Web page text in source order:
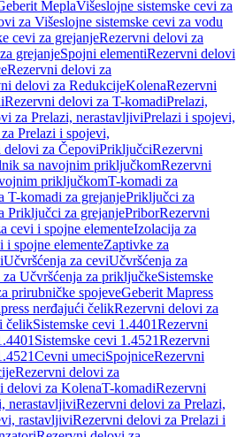
MeplaVišeslojne sistemske cevi za
za Višeslojne sistemske cevi za vodu
cevi za grejanjeRezervni delovi za
grejanjeSpojni elementiRezervni delovi
Rezervni delovi za
delovi za RedukcijeKolenaRezervni
Rezervni delovi za T-komadiPrelazi,
za Prelazi, nerastavljiviPrelazi i spojevi,
Prelazi i spojevi,
delovi za ČepoviPriključciRezervni
sa navojnim priključkomRezervni
priključkomT-komadi za
T-komadi za grejanjePriključci za
Priključci za grejanjePriborRezervni
cevi i spojne elementeIzolacija za
i spojne elementeZaptivke za
Učvršćenja za ceviUčvršćenja za
Učvršćenja za priključkeSistemske
prirubničke spojeveGeberit Mapress
nerđajući čelikRezervni delovi za
čelikSistemske cevi 1.4401Rezervni
Sistemske cevi 1.4521Rezervni
Cevni umeciSpojniceRezervni
Rezervni delovi za
delovi za KolenaT-komadiRezervni
nerastavljiviRezervni delovi za Prelazi,
rastavljiviRezervni delovi za Prelazi i